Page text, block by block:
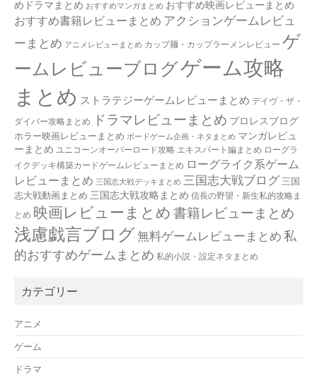
めドラマまとめ おすすめマンガまとめ おすすめ映画レビューまとめ
おすすめ書籍レビューまとめ アクションゲームレビュ
ーまとめ アニメレビューまとめ カップ麺・カップラーメンレビュー ゲ
ームレビューブログゲーム攻略
まとめ ストラテジーゲームレビューまとめ デイヴ・ザ・
ダイバー攻略まとめ ドラマレビューまとめ プロレスブログ
ホラー映画レビューまとめ ボードゲーム企画・ネタまとめ マンガレビュ
ーまとめ ユニコーンオーバーロード攻略 エキスパート編まとめ ローグラ
イクデッキ構築カードゲームレビューまとめ ローグライク系ゲーム
レビューまとめ 三国志大戦デッキまとめ 三国志大戦ブログ 三国
志大戦動画まとめ 三国志大戦攻略まとめ 信長の野望・新生私的攻略ま
とめ 映画レビューまとめ 書籍レビューまとめ
浅慮戯言ブログ無料ゲームレビューまとめ 私
的おすすめゲームまとめ 私的小説・設定ネタまとめ
カテゴリー
アニメ
ゲーム
ドラマ